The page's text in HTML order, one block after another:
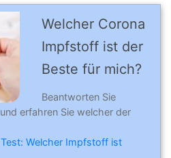
Welcher Corona
Impfstoff ist der
Beste für mich?
Beantworten Sie
und erfahren Sie welcher der
Test: Welcher Impfstoff ist